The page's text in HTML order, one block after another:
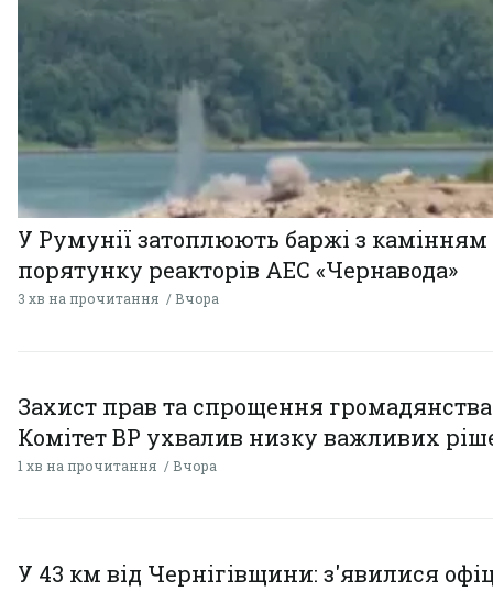
У Румунії затоплюють баржі з
порятунку реакторів АЕС «Чернавода»
3 хв на прочитання Вчора
Захист прав та спрощення
Комітет ВР ухвалив низку важливих
1 хв на прочитання Вчора
У 43 км від Чернігівщини: з'явилися